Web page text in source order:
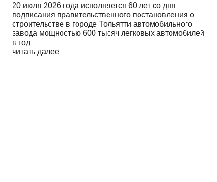
20 июля 2026 года исполняется 60 лет со дня
подписания правительственного постановления о
строительстве в городе Тольятти автомобильного
завода мощностью 600 тысяч легковых автомобилей
в год.
читать далее